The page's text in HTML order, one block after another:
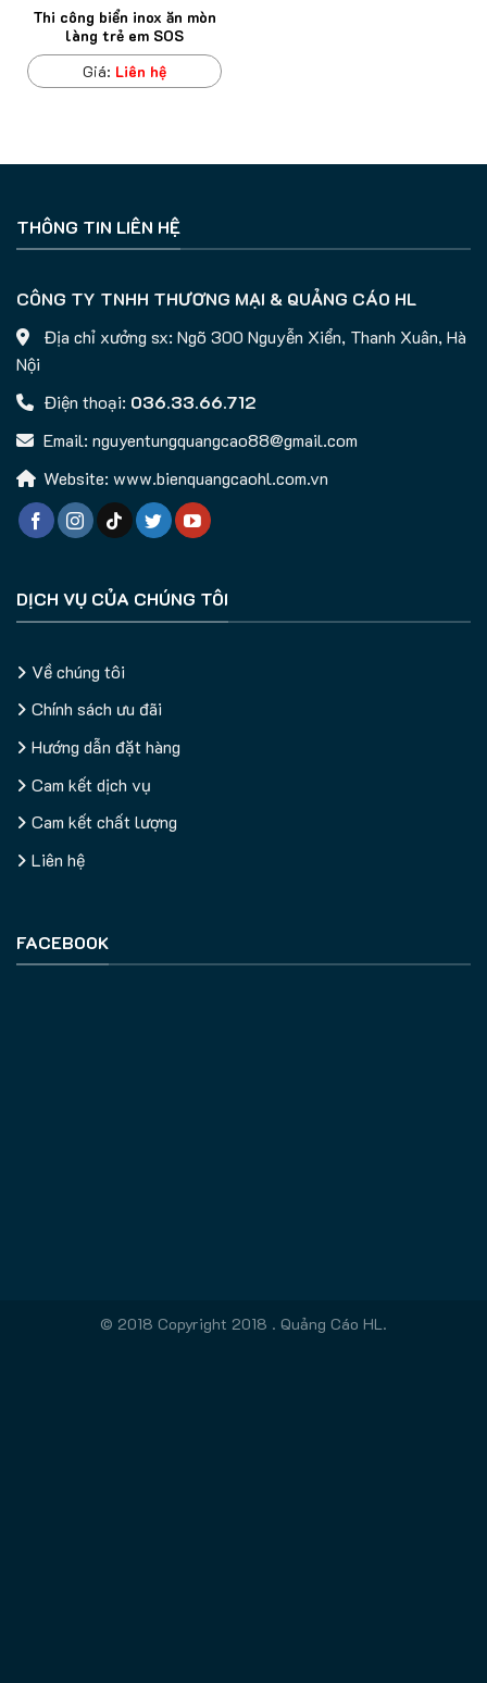
Thi công biển inox ăn mòn
làng trẻ em SOS
Giá: Liên hệ
THÔNG TIN LIÊN HỆ
CÔNG TY TNHH THƯƠNG MẠI & QUẢNG CÁO HL
Địa chỉ xưởng sx: Ngõ 300 Nguyễn Xiển, Thanh Xuân, Hà
Nội
Điện thoại: 036.33.66.712
Email: nguyentungquangcao88@gmail.com
Website: www.bienquangcaohl.com.vn
DỊCH VỤ CỦA CHÚNG TÔI
Về chúng tôi
Chính sách ưu đãi
Hướng dẫn đặt hàng
Cam kết dịch vụ
Cam kết chất lượng
Liên hệ
FACEBOOK
© 2018 Copyright 2018 . Quảng Cáo HL.